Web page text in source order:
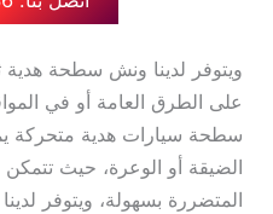
ويتوفر لدينا ونش سطحة هدية
على الطرق العامة أو في
سطحة سيارات هدية متحركة
الضيقة أو الوعرة، حيث
المتضررة بسهولة، ويتوفر